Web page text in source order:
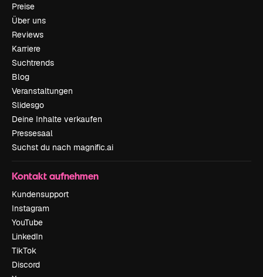
Preise
Über uns
Reviews
Karriere
Suchtrends
Blog
Veranstaltungen
Slidesgo
Deine Inhalte verkaufen
Pressesaal
Suchst du nach magnific.ai
Kontakt aufnehmen
Kundensupport
Instagram
YouTube
LinkedIn
TikTok
Discord